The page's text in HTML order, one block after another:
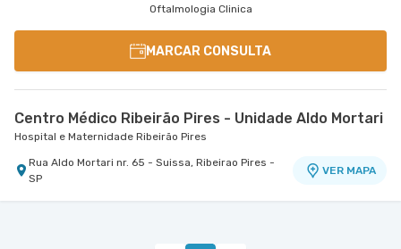
Oftalmologia Clinica
MARCAR CONSULTA
Centro Médico Ribeirão Pires - Unidade Aldo Mortari
Hospital e Maternidade Ribeirão Pires
Rua Aldo Mortari nr. 65 - Suissa, Ribeirao Pires -
SP
VER MAPA